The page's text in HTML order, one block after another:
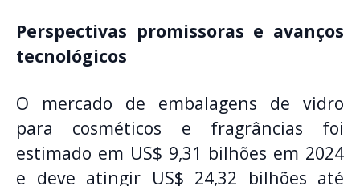
Perspectivas promissoras e avanços
tecnológicos
O mercado de embalagens de vidro
para cosméticos e fragrâncias foi
estimado em US$ 9,31 bilhões em 2024
e deve atingir US$ 24,32 bilhões até